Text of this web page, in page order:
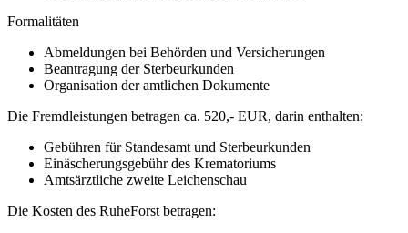
Formalitäten
Abmeldungen bei Behörden und Versicherungen
Beantragung der Sterbeurkunden
Organisation der amtlichen Dokumente
Die Fremdleistungen betragen ca. 520,- EUR, darin enthalten:
Gebühren für Standesamt und Sterbeurkunden
Einäscherungsgebühr des Krematoriums
Amtsärztliche zweite Leichenschau
Die Kosten des RuheForst betragen: